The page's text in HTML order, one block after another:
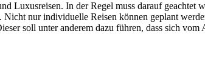
Luxusreisen. In der Regel muss darauf geachtet
nur individuelle Reisen können geplant
soll unter anderem dazu führen, dass sich